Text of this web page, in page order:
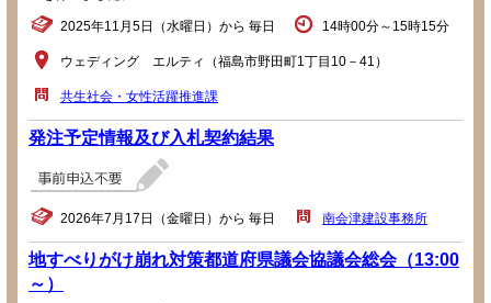
2025年11月5日（水曜日）から 毎日 14時00分～15時15分
ウェディング エルティ（福島市野田町1丁目10－41）
共生社会・女性活躍推進課
発注予定情報及び入札契約結果
2026年7月17日（金曜日）から 毎日 南会津建設事務所
地すべりがけ崩れ対策都道府県議会協議会総会（13:00
～）